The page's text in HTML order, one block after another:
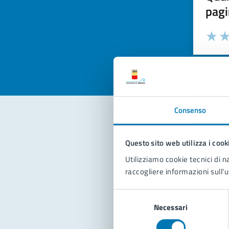
Consenso
Questo sito web utilizza i
Utilizziamo cookie tecnici di
raccogliere informazioni
Necessari
Valuta